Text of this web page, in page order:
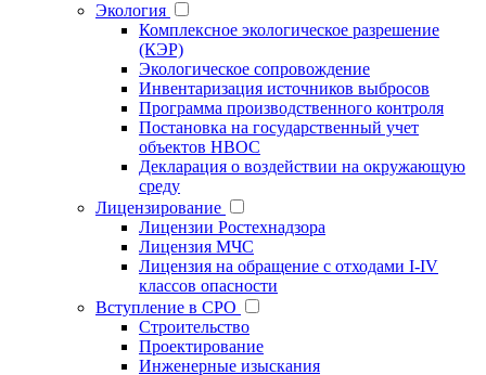
Экология
Комплексное экологическое разрешение
(КЭР)
Экологическое сопровождение
Инвентаризация источников выбросов
Программа производственного контроля
Постановка на государственный учет
объектов НВОС
Декларация о воздействии на окружающую
среду
Лицензирование
Лицензии Ростехнадзора
Лицензия МЧС
Лицензия на обращение с отходами I-IV
классов опасности
Вступление в СРО
Строительство
Проектирование
Инженерные изыскания